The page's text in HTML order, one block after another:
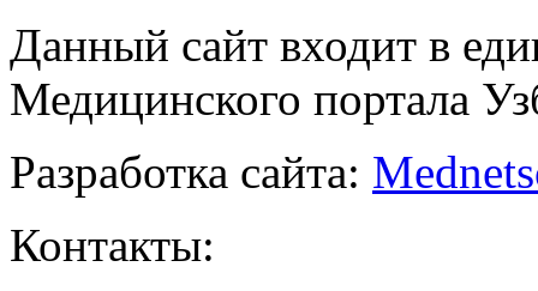
Данный сайт входит в
Медицинского портала
Разработка сайта:
Контакты: